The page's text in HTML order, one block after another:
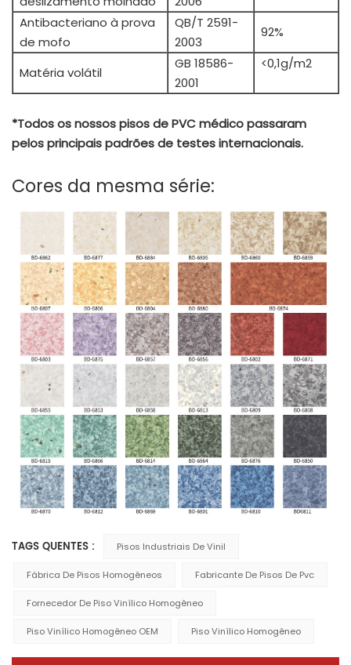
Antibacteriano à prova
de mofo
QB/T 2591-
2003
92%
Matéria volátil
GB 18586-
2001
<0,1g/m2
*Todos os nossos pisos de PVC médico passaram
pelos principais padrões de testes internacionais.
Cores da mesma série:
TAGS QUENTES : Pisos Industriais De Vinil
Fábrica De Pisos Homogêneos Fabricante De Pisos De Pvc
Fornecedor De Piso Vinílico Homogêneo
Piso Vinílico Homogêneo OEM Piso Vinílico Homogêneo